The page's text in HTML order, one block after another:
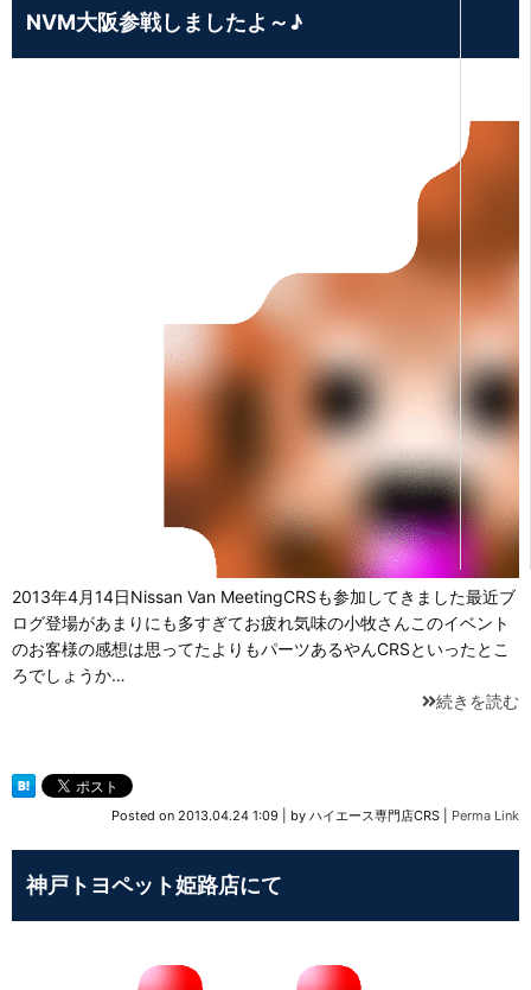
NVM大阪参戦しましたよ～♪
2013年4月14日Nissan Van MeetingCRSも参加してきました最近ブ
ログ登場があまりにも多すぎてお疲れ気味の小牧さんこのイベント
のお客様の感想は思ってたよりもパーツあるやんCRSといったとこ
ろでしょうか…
続きを読む
Posted on 2013.04.24 1:09 by ハイエース専門店CRS Perma Link
神戸トヨペット姫路店にて